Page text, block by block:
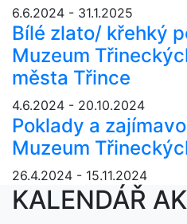
6.6.2024 - 31.1.2025
Bílé zlato/ křehký
Muzeum
města Třince
4.6.2024 - 20.10.2024
Poklady a
Muzeum
26.4.2024 - 15.11.2024
KALENDÁŘ